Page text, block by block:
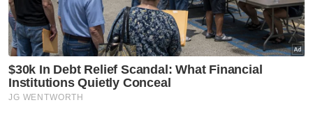
(Belgium), Valencia (Sepanyol), Juventus
(Itali) - 2